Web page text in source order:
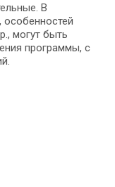
В
особенностей
могут быть
программы, с